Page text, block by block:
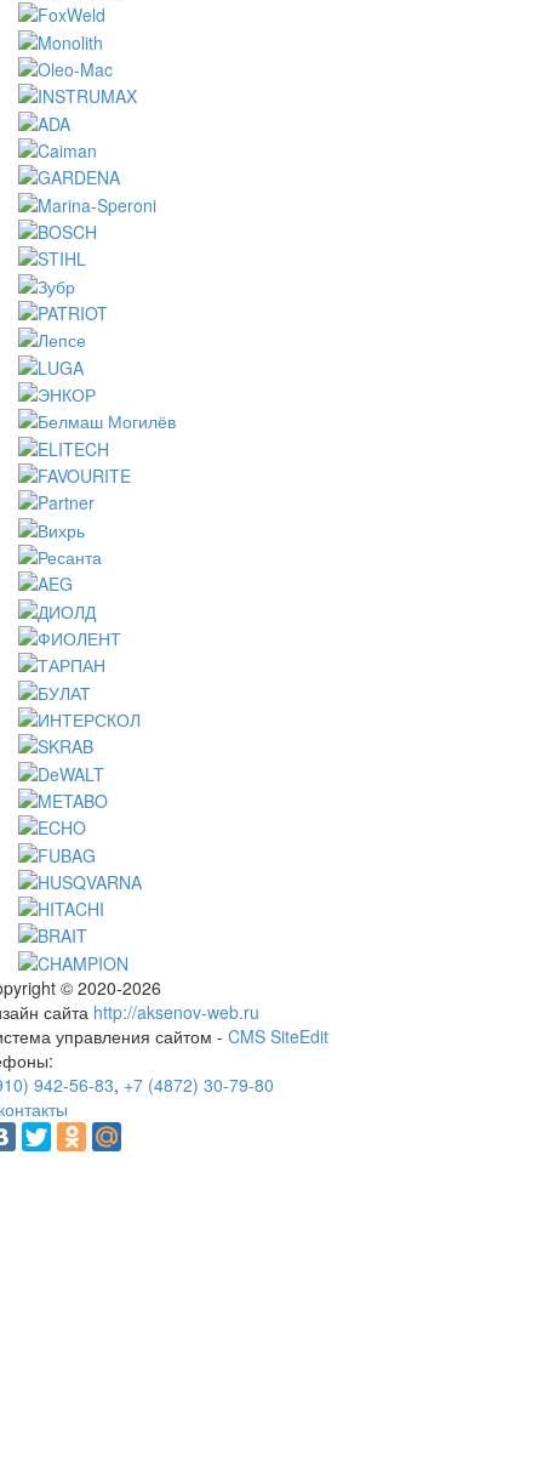
© 2020-2026
сайта http://aksenov-web.ru
управления сайтом - CMS SiteEdit
942-56-83, +7 (4872) 30-79-80